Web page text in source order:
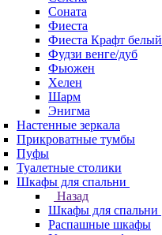
Соната
Фиеста
Фиеста Крафт белый
Фудзи венге/дуб
Фьюжен
Хелен
Шарм
Энигма
Настенные зеркала
Прикроватные тумбы
Пуфы
Туалетные столики
Шкафы для спальни
Назад
Шкафы для спальни
Распашные шкафы